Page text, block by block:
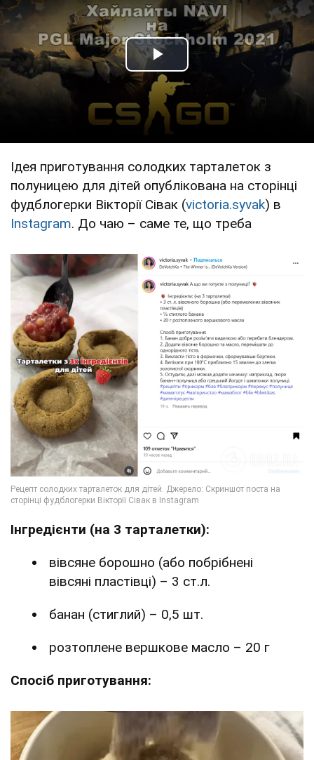
Play Video
Ідея приготування солодких тарталеток з
полуницею для дітей опублікована на сторінці
фудблогерки Вікторії Сівак (victoria.syvak) в
Instagram. До чаю – саме те, що треба
Інгредієнти (на 3 тарталетки):
вівсяне борошно (або побрібнені
вівсяні пластівці) – 3 ст.л.
банан (стиглий) – 0,5 шт.
розтоплене вершкове масло – 20 г
Спосіб приготування: